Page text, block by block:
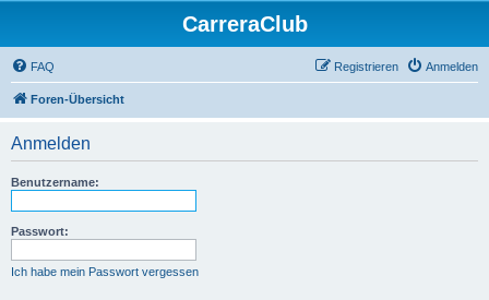
CarreraClub
FAQ Anmelden
Registrieren
Foren-Übersicht
Anmelden
Benutzername:
Passwort:
Ich habe mein Passwort vergessen